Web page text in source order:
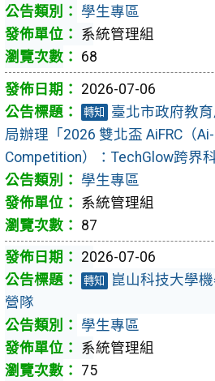
學生專區
系統管理組
68
2026-07-06
轉知
臺北市政府教
局辦理「2026 雙北盃 AiFRC（
Competition）：TechGlow跨界
學生專區
系統管理組
87
2026-07-06
轉知
崑山科技大學
營隊
學生專區
系統管理組
75